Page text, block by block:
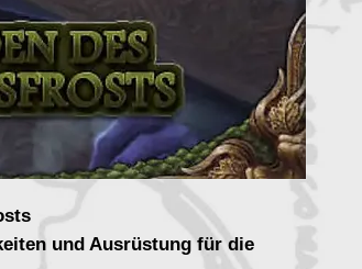
und Ausrüstung für die